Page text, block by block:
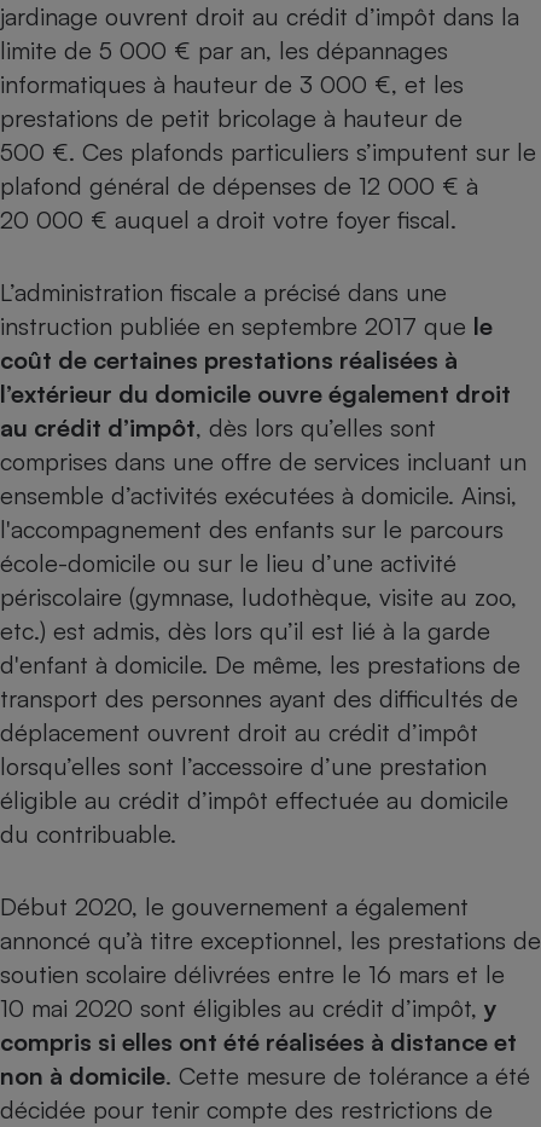
jardinage ouvrent droit au crédit d’impôt dans la
limite de 5 000 € par an, les dépannages
informatiques à hauteur de 3 000 €, et les
prestations de petit bricolage à hauteur de
500 €. Ces plafonds particuliers s’imputent sur le
plafond général de dépenses de 12 000 € à
20 000 € auquel a droit votre foyer fiscal.
L’administration fiscale a précisé dans une
instruction publiée en septembre 2017 que le
coût de certaines prestations réalisées à
l’extérieur du domicile ouvre également droit
au crédit d’impôt, dès lors qu’elles sont
comprises dans une offre de services incluant un
ensemble d’activités exécutées à domicile. Ainsi,
l'accompagnement des enfants sur le parcours
école-domicile ou sur le lieu d’une activité
périscolaire (gymnase, ludothèque, visite au zoo,
etc.) est admis, dès lors qu’il est lié à la garde
d'enfant à domicile. De même, les prestations de
transport des personnes ayant des difficultés de
déplacement ouvrent droit au crédit d’impôt
lorsqu’elles sont l’accessoire d’une prestation
éligible au crédit d’impôt effectuée au domicile
du contribuable.
Début 2020, le gouvernement a également
annoncé qu’à titre exceptionnel, les prestations de
soutien scolaire délivrées entre le 16 mars et le
10 mai 2020 sont éligibles au crédit d’impôt, y
compris si elles ont été réalisées à distance et
non à domicile. Cette mesure de tolérance a été
décidée pour tenir compte des restrictions de
Climatiseur -
Ventilateur
Cafetière à expressos
Antivirus